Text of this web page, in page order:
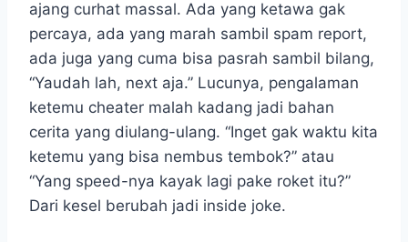
ajang curhat massal. Ada yang ketawa gak
percaya, ada yang marah sambil spam report,
ada juga yang cuma bisa pasrah sambil bilang,
“Yaudah lah, next aja.” Lucunya, pengalaman
ketemu cheater malah kadang jadi bahan
cerita yang diulang-ulang. “Inget gak waktu kita
ketemu yang bisa nembus tembok?” atau
“Yang speed-nya kayak lagi pake roket itu?”
Dari kesel berubah jadi inside joke.